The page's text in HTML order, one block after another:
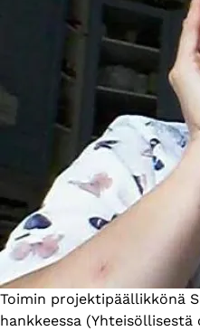
Esittelyteksti
Toimin projektipäällikkönä
hankkeessa